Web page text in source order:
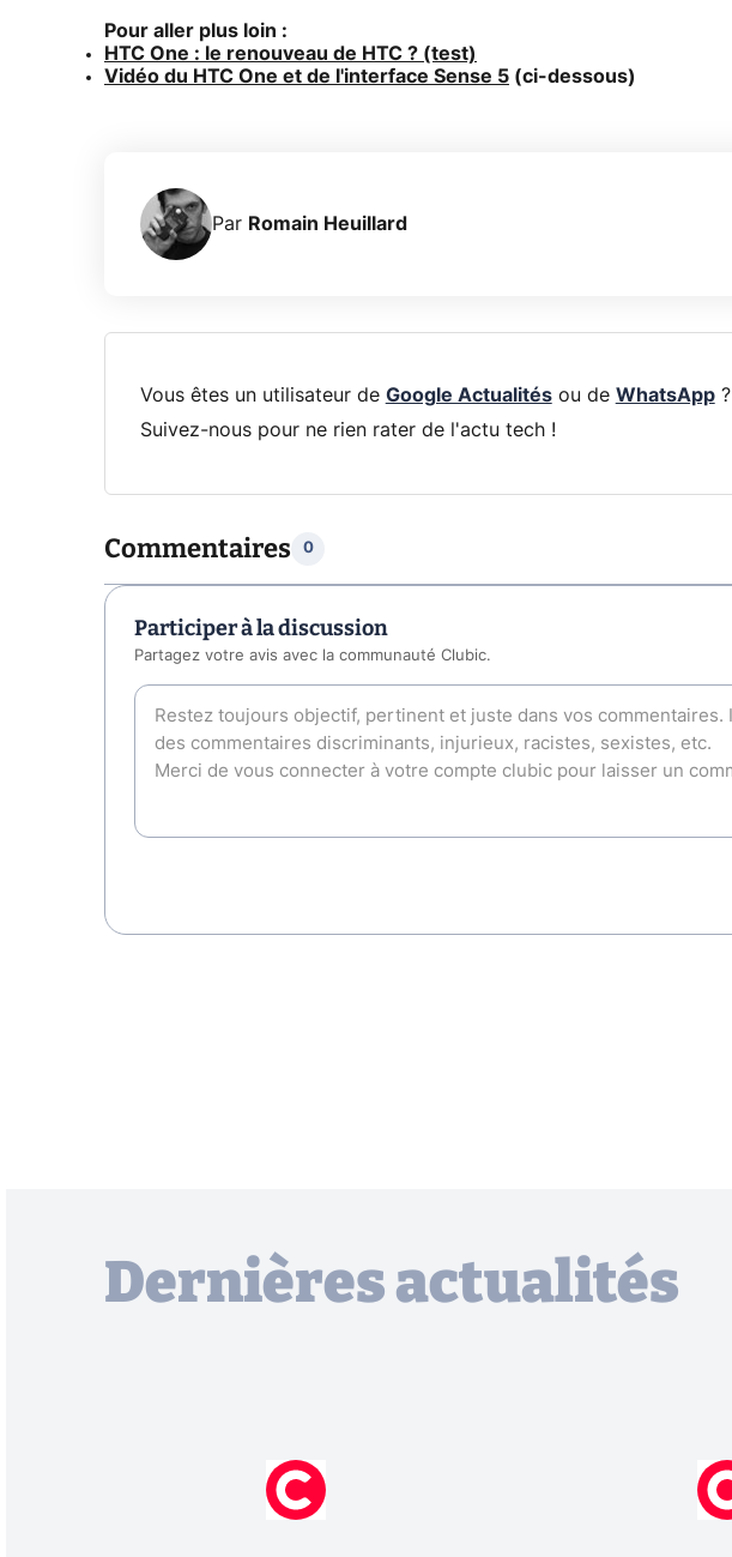
Pour aller plus loin :
HTC One : le renouveau de HTC ? (test)
Vidéo du HTC One et de l'interface Sense 5 (ci-dessous)
Par Romain Heuillard
Vous êtes un utilisateur de Google Actualitésou de WhatsApp?
Suivez-nous pour ne rien rater de l'actu tech !
Commentaires 0
Participer à la discussion
Partagez votre avis avec la communauté Clubic.
Dernières actualités